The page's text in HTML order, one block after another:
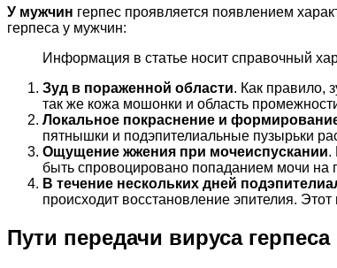
У мужчин герпес проявляется появлением
герпеса у мужчин:
Информация в статье носит справочный
Зуд в пораженной области. Как правило,
так же кожа мошонки и область
Локальное покраснение и
пятнышки и подэпителиальные пузырьки
Ощущение жжения при мочеиспускании.
быть спровоцировано попаданием мочи на
В течение нескольких дней
происходит восстановление эпителия.
Пути передачи вируса герпеса